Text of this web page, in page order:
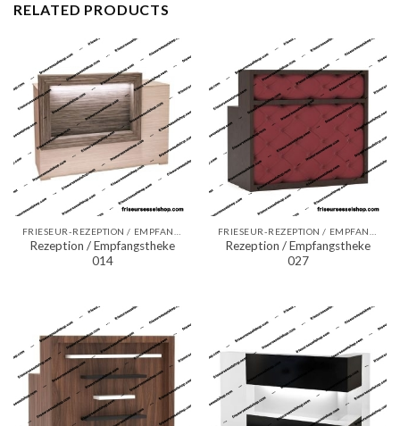
RELATED PRODUCTS
Rezeption / Empfangstheke
014
Rezeption / Empfangstheke
027